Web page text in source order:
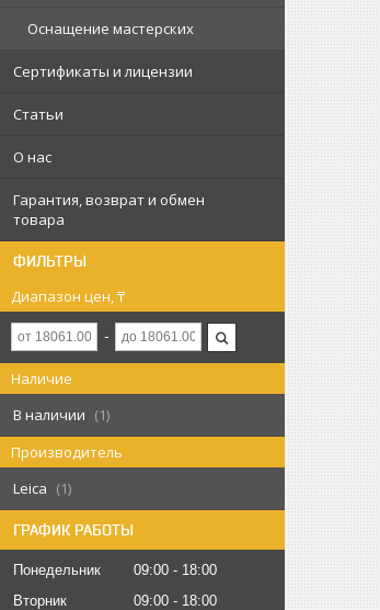
Оснащение мастерских
Сертификаты и лицензии
Статьи
О нас
Гарантия, возврат и обмен
товара
ФИЛЬТРЫ
Диапазон цен, ₸
Наличие
В наличии
1
Производитель
Leica
1
ГРАФИК РАБОТЫ
Понедельник 09:00
18:00
Вторник
09:00
18:00